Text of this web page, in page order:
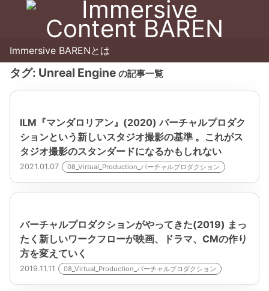
Immersive BARENとは
タグ: Unreal Engine の記事一覧
ILM『マンダロリアン』(2020) バーチャルプロダク
ションという新しいスタジオ撮影の基準 。これがス
タジオ撮影のスタンダードになるかもしれない
2021.01.07 08_Virtual_Production_バーチャルプロダクション
バーチャルプロダクションがやってきた(2019) まっ
たく新しいワークフローが映画、ドラマ、CMの作り
方を変えていく
2019.11.11 08_Virtual_Production_バーチャルプロダクション